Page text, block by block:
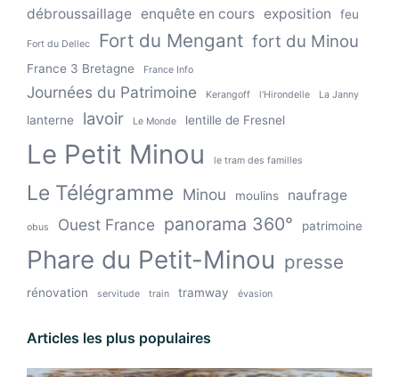
débroussaillage enquête en cours exposition feu
Fort du Dellec Fort du Mengant fort du Minou
France 3 Bretagne France Info
Journées du Patrimoine Kerangoff l'Hirondelle La Janny
lanterne lavoir Le Monde lentille de Fresnel
Le Petit Minou le tram des familles
Le Télégramme Minou moulins naufrage
obus Ouest France panorama 360° patrimoine
Phare du Petit-Minou presse
rénovation servitude train tramway évasion
Articles les plus populaires